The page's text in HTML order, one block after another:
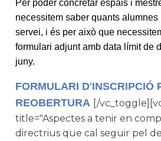
Per poder concretar espais i
necessitem saber quants
servei, i és per això que
formulari adjunt amb data límit de
juny.
FORMULARI D'INSCRIPCIÓ
REOBERTURA [/
title="Aspectes a tenir en
directrius que cal seguir pel